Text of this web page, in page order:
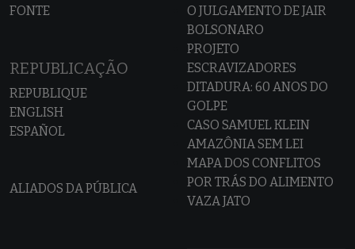
FONTE
REPUBLICAÇÃO
REPUBLIQUE
ENGLISH
ESPAÑOL
ALIADOS DA PÚBLICA
O JULGAMENTO DE JAIR
BOLSONARO
PROJETO
ESCRAVIZADORES
DITADURA: 60 ANOS DO
GOLPE
CASO SAMUEL KLEIN
AMAZÔNIA SEM LEI
MAPA DOS CONFLITOS
POR TRÁS DO ALIMENTO
VAZA JATO